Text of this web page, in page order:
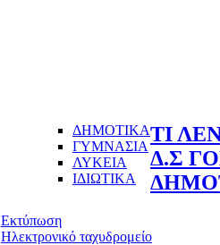
ΔΗΜΟΤΙΚΑ
ΓΥΜΝΑΣΙΑ
ΛΥΚΕΙΑ
ΙΔΙΩΤΙΚΑ
ΤΙ
Δ.Σ
Εκτύπωση
Ηλεκτρονικό ταχυδρομείο